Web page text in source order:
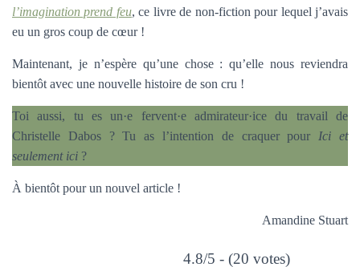
l’imagination prend feu, ce livre de non-fiction pour lequel j’avais
eu un gros coup de cœur !
Maintenant, je n’espère qu’une chose : qu’elle nous reviendra
bientôt avec une nouvelle histoire de son cru !
Toi aussi, tu es un·e fervent·e admirateur·ice du travail de
Christelle Dabos ? Tu as l’intention de craquer pour Ici et
seulement ici ?
À bientôt pour un nouvel article !
Amandine Stuart
4.8/5 - (20 votes)